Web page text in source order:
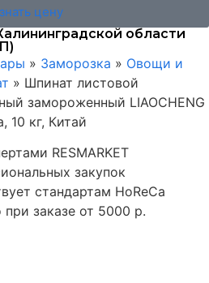
цену
области
» Заморозка » Овощи и
» Шпинат листовой
замороженный LIAOCHENG
10 кг, Китай
RESMARKET
закупок
стандартам HoReCa
при заказе от 5000 р.